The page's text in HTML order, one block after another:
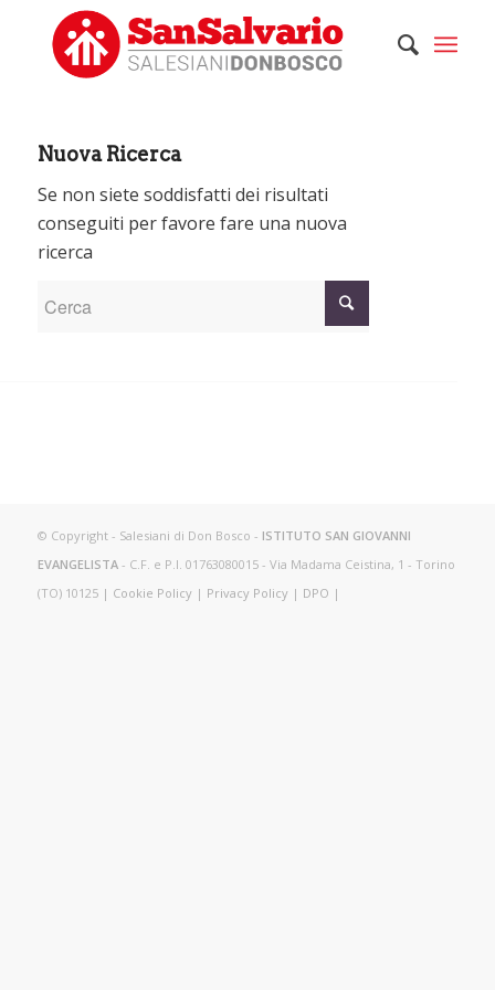
Nuova Ricerca
Se non siete soddisfatti dei risultati
conseguiti per favore fare una nuova
ricerca
© Copyright - Salesiani di Don Bosco - ISTITUTO SAN GIOVANNI
EVANGELISTA- C.F. e P.I. 01763080015 - Via Madama Ceistina, 1 - Torino
(TO) 10125 | Cookie Policy| Privacy Policy| DPO |